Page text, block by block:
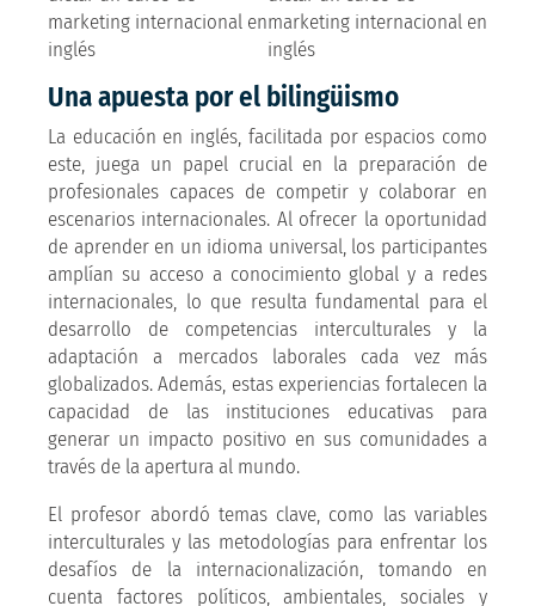
Una apuesta por el bilingüismo
La educación en inglés, facilitada por espacios como
este, juega un papel crucial en la preparación de
profesionales capaces de competir y colaborar en
escenarios internacionales. Al ofrecer la oportunidad
de aprender en un idioma universal, los participantes
amplían su acceso a conocimiento global y a redes
internacionales, lo que resulta fundamental para el
desarrollo de competencias interculturales y la
adaptación a mercados laborales cada vez más
globalizados. Además, estas experiencias fortalecen la
capacidad de las instituciones educativas para
generar un impacto positivo en sus comunidades a
través de la apertura al mundo.
El profesor abordó temas clave, como las variables
interculturales y las metodologías para enfrentar los
desafíos de la internacionalización, tomando en
cuenta factores políticos, ambientales, sociales y